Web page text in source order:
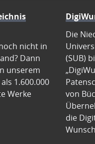
nicht in
Dann
unserem
1.600.000
Werke
Die
(SUB)
von
die